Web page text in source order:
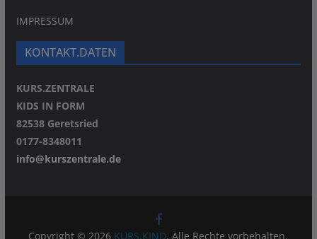
IMPRESSUM
KONTAKT.DATEN
KURS.ZENTRALE
KIDS IN FORM
82538 Geretsried
0177-8348011
info@kurszentrale.de
Copyright © 2026 KURS.KIND. Alle Rechte vorbehalten.